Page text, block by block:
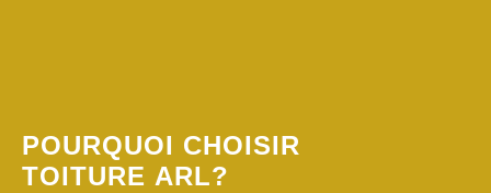
POURQUOI CHOISIR
TOITURE ARL?